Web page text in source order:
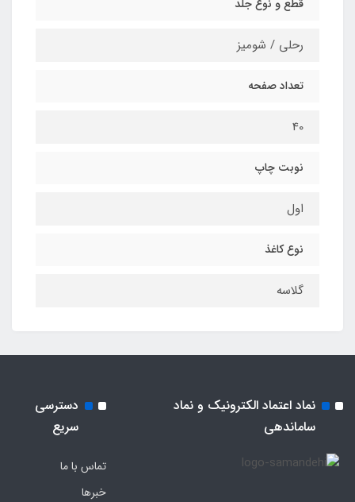
قطع و نوع جلد
رحلی / شومیز
تعداد صفحه
40
نوبت چاپ
اول
نوع کاغذ
گلاسه
نماد اعتماد الکترونیک و نماد
ساماندهی
دسترسی
سریع
تماس با ما
خبرها